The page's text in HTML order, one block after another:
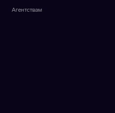
Агентствам